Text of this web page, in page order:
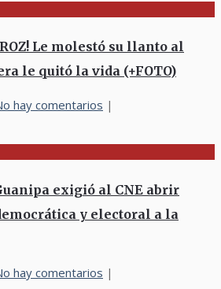
Le molestó su llanto al
le quitó la vida (+FOTO)
hay comentarios |
exigió al CNE abrir
y electoral a la
hay comentarios |